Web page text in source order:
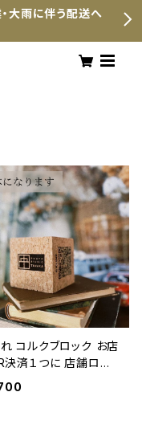
大雨に伴う配送へ
コルクブロック お店
決済１つに 店舗ロゴ
工 野外イベント
シェ フリーマーケット